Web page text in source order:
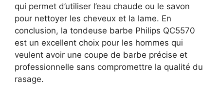
qui permet d’utiliser l’eau chaude ou le savon
pour nettoyer les cheveux et la lame. En
conclusion, la tondeuse barbe Philips QC5570
est un excellent choix pour les hommes qui
veulent avoir une coupe de barbe précise et
professionnelle sans compromettre la qualité du
rasage.